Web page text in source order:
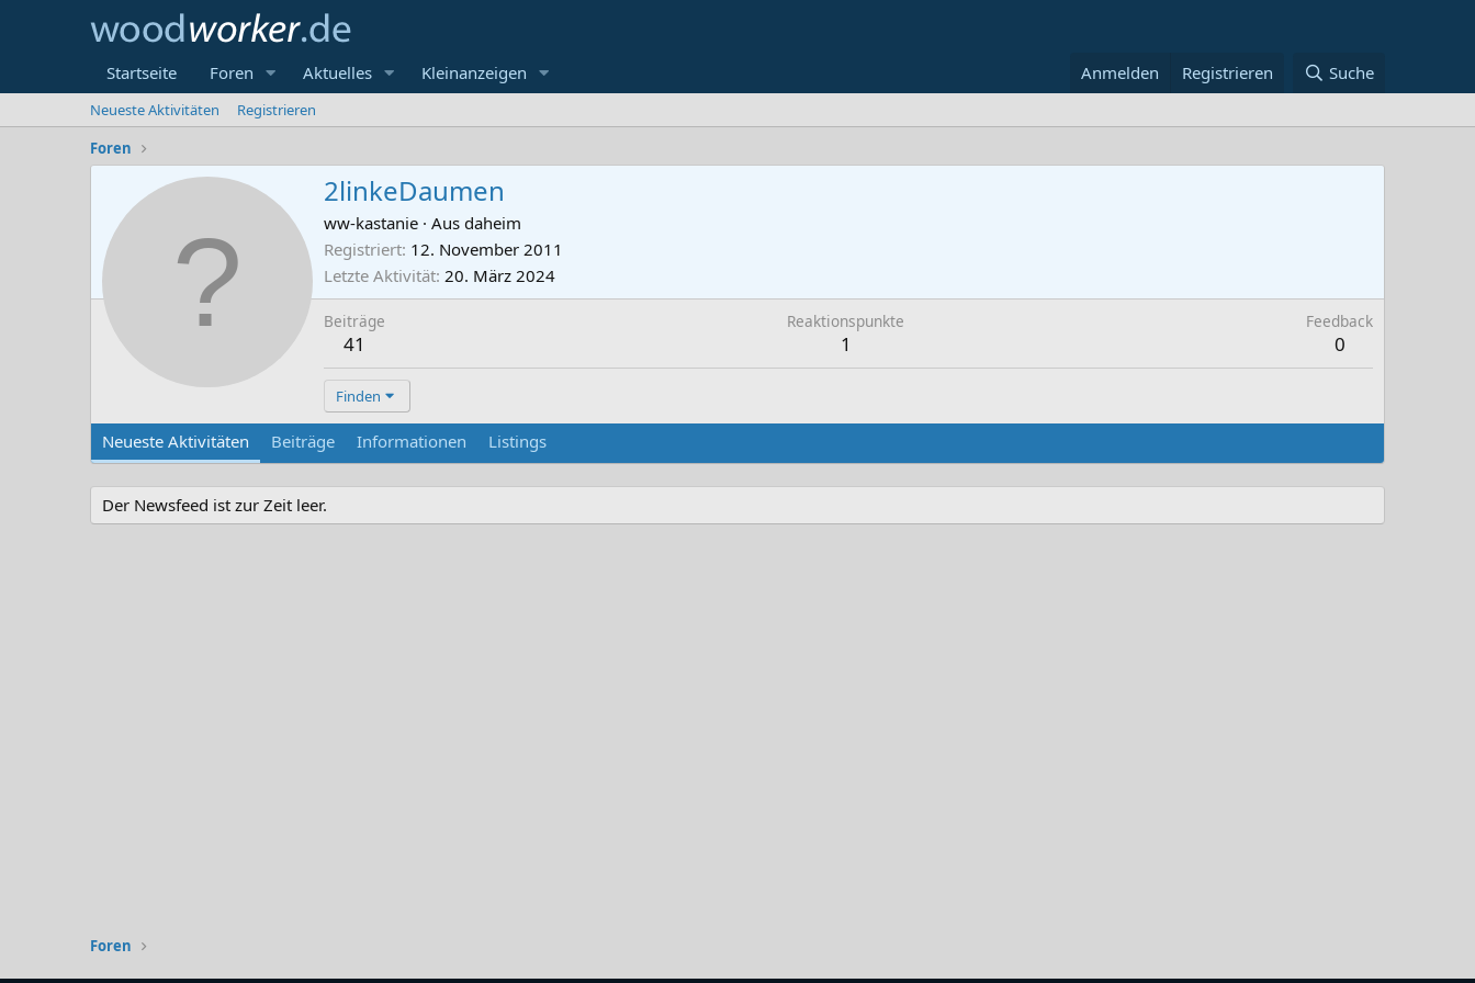
Startseite Foren Aktuelles Kleinanzeigen Anmelden Registrieren Suche
Neueste Aktivitäten
Registrieren
Foren
2linkeDaumen
ww-kastanie · Aus daheim
Registriert 12. November 2011
Letzte Aktivität 20. März 2024
Beiträge
41
Reaktionspunkte
1
Feedback
0
Finden
Neueste Aktivitäten Beiträge Informationen Listings
Der Newsfeed ist zur Zeit leer.
Foren